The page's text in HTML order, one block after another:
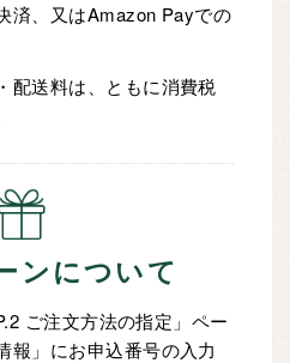
済、又はAmazon Payでの
配送料は、ともに消費税
ンについて
ご注文方法の指定」ペー
報」にお申込番号の入力